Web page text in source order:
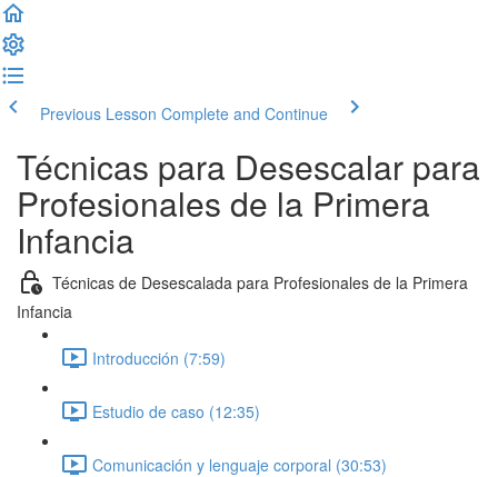
Previous Lesson Complete and Continue
Técnicas para Desescalar para
Profesionales de la Primera
Infancia
Técnicas de Desescalada para Profesionales de la Primera
Infancia
Introducción (7:59)
Estudio de caso (12:35)
Comunicación y lenguaje corporal (30:53)